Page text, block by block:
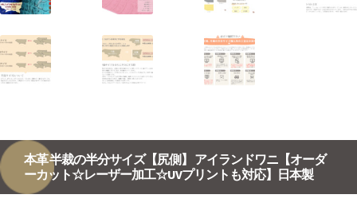
本革 半裁の半分サイズ【尻側】 アイランドワニ【オーダ
ーカット☆レーザー加工☆UVプリントも対応】日本製